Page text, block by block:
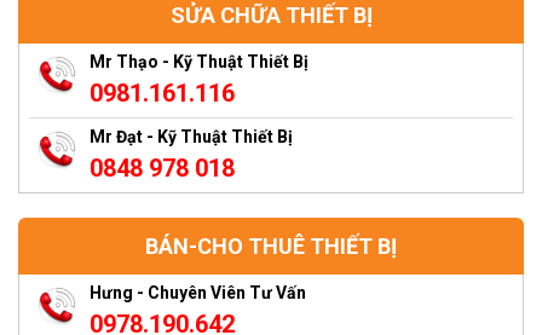
SỬA CHỮA THIẾT BỊ
Mr Thạo - Kỹ Thuật Thiết Bị
0981.161.116
Mr Đạt - Kỹ Thuật Thiết Bị
0848 978 018
BÁN-CHO THUÊ THIẾT BỊ
Hưng - Chuyên Viên Tư Vấn
0978.190.642